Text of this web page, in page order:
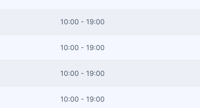
10:00 - 19:00
10:00 - 19:00
10:00 - 19:00
10:00 - 19:00